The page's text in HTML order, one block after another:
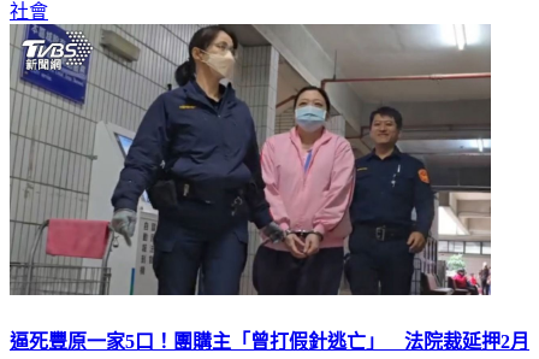
社會
逼死豐原一家5口！團購主「曾打假針逃亡」 法院裁延押2月